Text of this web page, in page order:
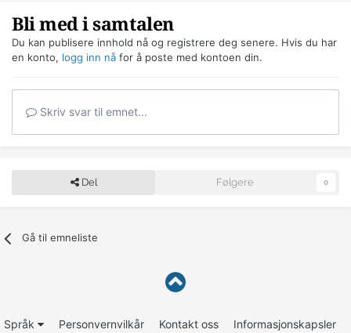
Bli med i samtalen
Du kan publisere innhold nå og registrere deg senere. Hvis du har
en konto, logg inn nå for å poste med kontoen din.
Skriv svar til emnet...
Del Følgere 0
Gå til emneliste
Språk Personvernvilkår Kontakt oss Informasjonskapsler